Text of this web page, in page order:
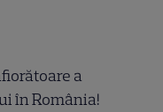
a
în România!